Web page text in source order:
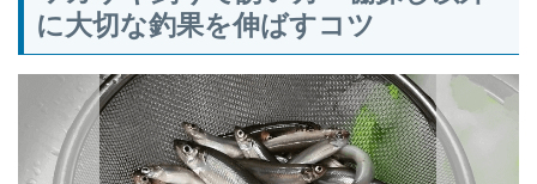
に大切な釣果を伸ばすコツ